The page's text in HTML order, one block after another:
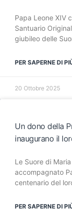
Papa Leone XIV
Santuario
giubileo delle
PER SAPERNE DI
20 Ottobre 2025
Un dono della
inaugurano il
Le Suore di
accompagnato
centenario del
PER SAPERNE DI